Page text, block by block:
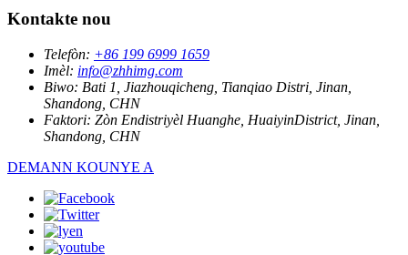
Kontakte nou
Telefòn: +86 199 6999 1659
Imèl: info@zhhimg.com
Biwo: Bati 1, Jiazhouqicheng, Tianqiao Distri, Jinan,
Shandong, CHN
Faktori: Zòn Endistriyèl Huanghe, HuaiyinDistrict, Jinan,
Shandong, CHN
DEMANN KOUNYE A